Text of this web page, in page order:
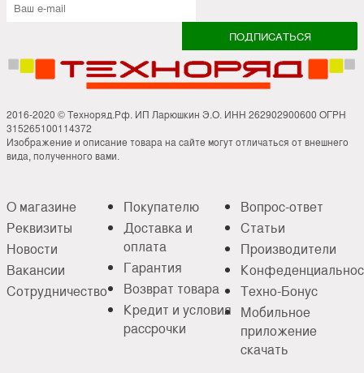
2016-2020 © Техноряд.Рф. ИП Ларюшкин Э.О. ИНН 262902900600 ОГРН
315265100114372
Изображение и описание товара на сайте могут отличаться от внешнего
вида, полученного вами.
О магазине
Реквизиты
Новости
Вакансии
Сотрудничество
Покупателю
Доставка и
оплата
Гарантия
Возврат товара
Кредит и условия
рассрочки
Вопрос-ответ
Статьи
Производители
Техно-Бонус
Мобильное
приложение
скачать